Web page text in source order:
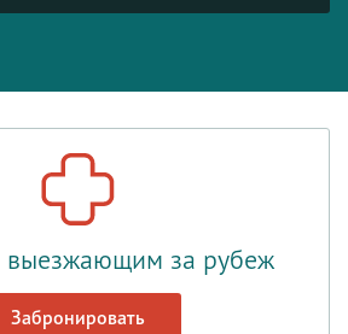
выезжающим за рубеж
Забронировать